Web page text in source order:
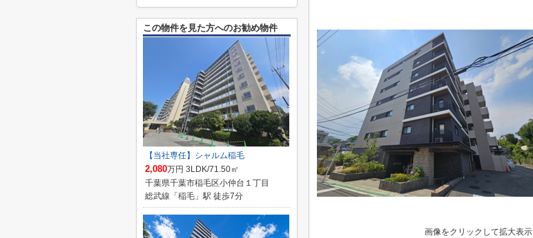
画像をクリックして拡大表示
この物件を見た方へのお勧め物件
【当社専任】シャルム稲毛
2,080万円 3LDK/71.50㎡
千葉県千葉市稲毛区小仲台１丁目
総武線「稲毛」駅 徒歩7分